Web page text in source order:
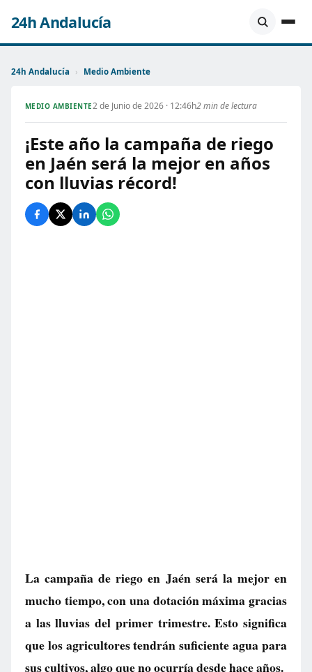
24h Andalucía
24h Andalucía › Medio Ambiente
MEDIO AMBIENTE2 de Junio de 2026 · 12:46h2 min de lectura
¡Este año la campaña de riego
en Jaén será la mejor en años
con lluvias récord!
La campaña de riego en Jaén será la mejor en
mucho tiempo, con una dotación máxima gracias
a las lluvias del primer trimestre. Esto significa
que los agricultores tendrán suficiente agua para
sus cultivos, algo que no ocurría desde hace años.